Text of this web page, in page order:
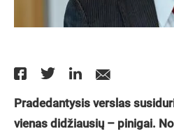
Pradedantysis verslas
vienas didžiausių – pinigai.